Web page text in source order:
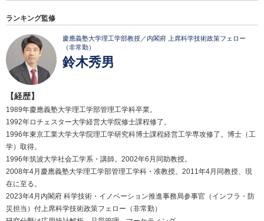
ランキング監修
慶應義塾大学理工学部教授／内閣府 上席科学技術政策フェロー
（非常勤）
鈴木秀男
【経歴】
1989年慶應義塾大学理工学部管理工学科卒業。
1992年ロチェスター大学経営大学院修士課程修了。
1996年東京工業大学大学院理工学研究科博士課程経営工学専攻修了。博士（工
学）取得。
1996年筑波大学社会工学系・講師。2002年6月同助教授。
2008年4月慶應義塾大学理工学部管理工学科・准教授。2011年4月同教授、現
在に至る。
2023年4月内閣府 科学技術・イノベーション推進事務局参事官（インフラ・防
災担当）付上席科学技術政策フェロー（非常勤）